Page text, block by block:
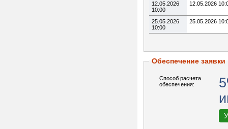
12.05.2026
10:00
12.05.2026
25.05.2026
10:00
25.05.2026
Обеспечение заявки
Способ расчета
обеспечения: